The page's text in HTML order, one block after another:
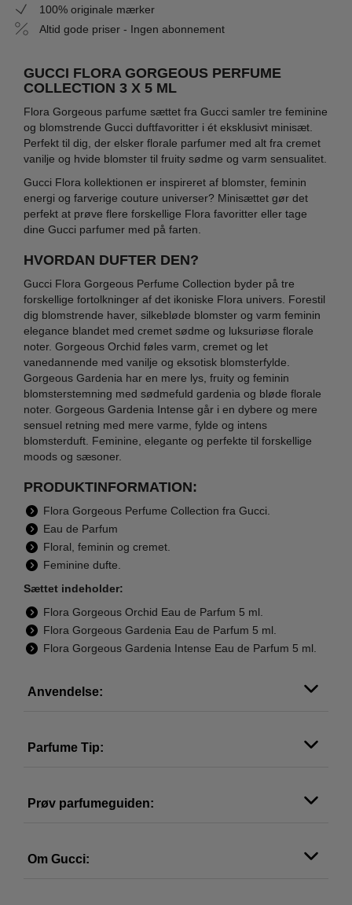
100% originale mærker
Altid gode priser - Ingen abonnement
GUCCI FLORA GORGEOUS PERFUME
COLLECTION 3 X 5 ML
Flora Gorgeous parfume sættet fra Gucci samler tre feminine
og blomstrende Gucci duftfavoritter i ét eksklusivt minisæt.
Perfekt til dig, der elsker florale parfumer med alt fra cremet
vanilje og hvide blomster til fruity sødme og varm sensualitet.
Gucci Flora kollektionen er inspireret af blomster, feminin
energi og farverige couture universer? Minisættet gør det
perfekt at prøve flere forskellige Flora favoritter eller tage
dine Gucci parfumer med på farten.
HVORDAN DUFTER DEN?
Gucci Flora Gorgeous Perfume Collection byder på tre
forskellige fortolkninger af det ikoniske Flora univers. Forestil
dig blomstrende haver, silkebløde blomster og varm feminin
elegance blandet med cremet sødme og luksuriøse florale
noter. Gorgeous Orchid føles varm, cremet og let
vanedannende med vanilje og eksotisk blomsterfylde.
Gorgeous Gardenia har en mere lys, fruity og feminin
blomsterstemning med sødmefuld gardenia og bløde florale
noter. Gorgeous Gardenia Intense går i en dybere og mere
sensuel retning med mere varme, fylde og intens
blomsterduft. Feminine, elegante og perfekte til forskellige
moods og sæsoner.
PRODUKTINFORMATION:
Flora Gorgeous Perfume Collection fra Gucci.
Eau de Parfum
Floral, feminin og cremet.
Feminine dufte.
Sættet indeholder:
Flora Gorgeous Orchid Eau de Parfum 5 ml.
Flora Gorgeous Gardenia Eau de Parfum 5 ml.
Flora Gorgeous Gardenia Intense Eau de Parfum 5 ml.
Anvendelse:
Parfume Tip:
Prøv parfumeguiden:
Om Gucci: